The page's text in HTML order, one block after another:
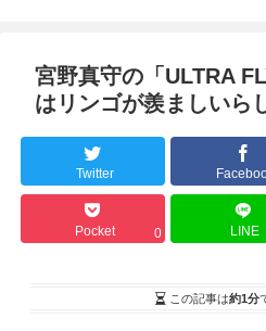
宮野真守の「ULTRA
はリンゴが羨ましいら
Twitter
Pocket 0 LINE
この記事は約1分